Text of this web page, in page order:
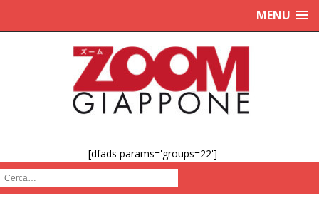
MENU
[dfads params='groups=22']
Cerca :